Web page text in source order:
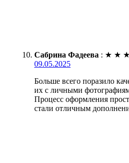
Сабрина Фадеева : ★ ★ ★
09.05.2025
Больше всего поразило
их с личными
Процесс оформления
стали отличным